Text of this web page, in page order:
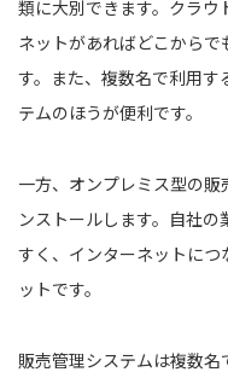
類に大別できます。クラ
ネットがあればどこから
す。また、複数名で利用す
テムのほうが便利です。
一方、オンプレミス型の
ンストールします。自社
すく、インターネットにつ
ットです。
販売管理システムは複数